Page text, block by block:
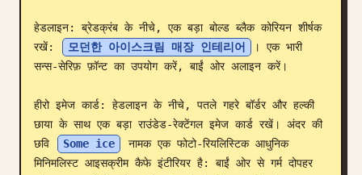
हेडलाइन: ब्रेडक्रंब के नीचे, एक बड़ा बोल्ड ब्लैक कोरियन शीर्षक
रखें:
모던한 아이스크림 매장 인테리어
। एक भारी
सन्स-सेरिफ़ फ़ॉन्ट का उपयोग करें, बाईं ओर अलाइन करें।
हीरो इमेज कार्ड: हेडलाइन के नीचे, पतले गहरे बॉर्डर और हल्की
छाया के साथ एक बड़ा राउंडेड-रेक्टेंगल इमेज कार्ड रखें। अंदर की
छवि
Some ice
नामक एक फोटो-रियलिस्टिक आधुनिक
मिनिमलिस्ट आइसक्रीम कैफे इंटीरियर है: बाईं ओर से गर्म दोपहर